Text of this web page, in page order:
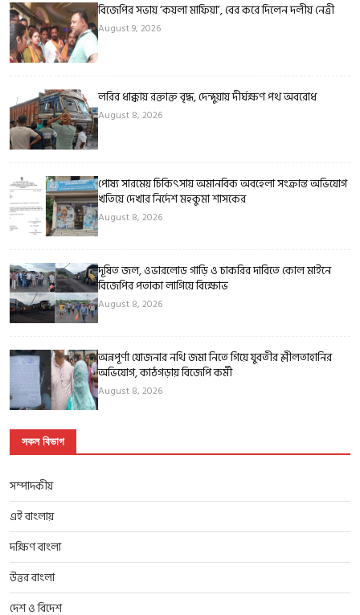
বিজেপির সভায় ‘কয়লা মাফিয়া’, বের করে দিলেন দলীয় নেত্রী
August 9, 2026
লরির ধাক্কায় রক্তাক্ত বৃদ্ধ, দেন্দুয়ায় দীর্ঘক্ষণ পথ অবরোধ
August 8, 2026
পোষ্য সারমেয় চিকিৎসায় অমানবিক অবহেলা সংক্রান্ত অভিযোগ
খতিয়ে দেখার নির্দেশ মহকুমা শাসকের
August 8, 2026
দূষিত জল, ওভারলোড গাড়ি ও চাকরির দাবিতে কোল মাইনে
বিজেপির পতাকা লাগিয়ে বিক্ষোভ
August 8, 2026
অন্নপূর্ণা যোজনার নথি জমা নিতে গিয়ে যুবতীর শ্লীলতাহানির
অভিযোগ, কাঠগড়ায় বিজেপি কর্মী
August 8, 2026
সকল বিভাগ
সম্পাদকীয়
এই বাংলায়
দক্ষিণ বাংলা
উত্তর বাংলা
দেশ ও বিদেশ